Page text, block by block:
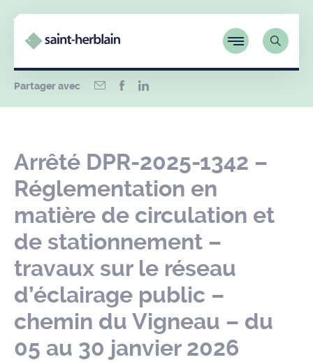
Partager avec
Arrêté DPR-2025-1342 –
Réglementation en
matière de circulation et
de stationnement –
travaux sur le réseau
d’éclairage public –
chemin du Vigneau – du
05 au 30 janvier 2026